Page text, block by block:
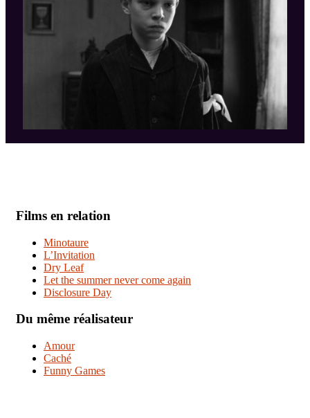
Films en relation
Minotaure
L’Invitation
Dry Leaf
Let the summer never come again
Disclosure Day
Du même réalisateur
Amour
Caché
Funny Games